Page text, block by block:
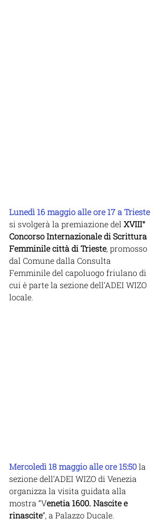
Lunedì 16 maggio alle ore 17 a Trieste
si svolgerà la premiazione del XVIII°
Concorso Internazionale di Scrittura
Femminile città di Trieste, promosso
dal Comune dalla Consulta
Femminile del capoluogo friulano di
cui è parte la sezione dell’ADEI WIZO
locale.
Mercoledì 18 maggio alle ore 15:50 la
sezione dell’ADEI WIZO di Venezia
organizza la visita guidata alla
mostra “Venetia 1600. Nascite e
rinascite”, a Palazzo Ducale.